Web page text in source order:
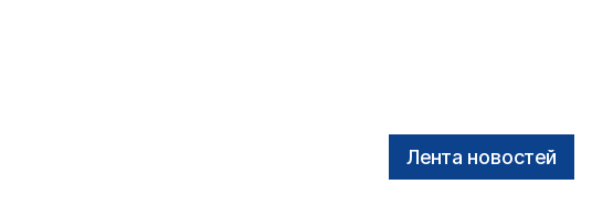
Лента новостей